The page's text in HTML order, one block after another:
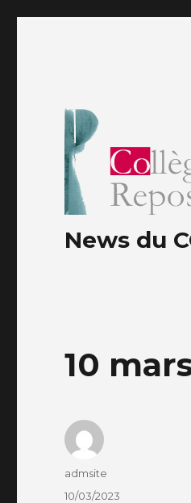
News du
10
Auteur
admsite
Publié
10/03/2023